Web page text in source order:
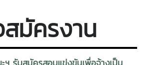
technology transfer, and workforce
Maejo University, private
aquaculture networks.
expected to contribute
2569 ภายใต้หัวข้อ “Community-led
forest governance in the
ความสำคัญของความร่วมมือระหว่างนัก
นภาครัฐในการสร้างองค์ความรู้เพื่อการ
ลากรที่ดี ปฏิบัติหน้าที่ด้วยความซื่อสัตย์สุจริต
ยชน์เพื่อสังคมและประเทศชาติการเข้าร่วม
แสดงออกถึงความจงรักภักดีของคณะผู้
ทคโนโลยีการประมงและทรัพยากรทางน้ำ
าบันพระมหากษัตริย์ และน้อมสำนึกในพระ
สมัครงาน